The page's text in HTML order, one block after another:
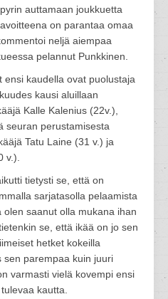
auttamaan joukkuetta
on parantaa omaa
neljä aiempaa
pelannut Punkkinen.
ensi kaudella ovat puolustaja
kausi aluillaan
Kalle Kalenius (22v.),
seuran perustamisesta
Tatu Laine (31 v.) ja
v.).
tietysti se, että on
sarjatasolla pelaamista
saanut olla mukana ihan
se, että ikää on jo sen
hetket kokeilla
sen parempaa kuin juuri
varmasti vielä kovempi ensi
kautta.